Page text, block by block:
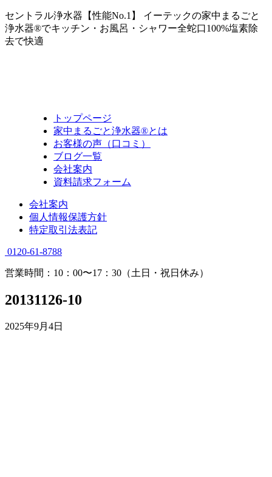
セントラル浄水器【性能No.1】 イーテックの家中まるごと
浄水器®でキッチン・お風呂・シャワー全蛇口100%塩素除
去で快適
トップページ
家中まるごと浄水器®とは
お客様の声（口コミ）
ブログ一覧
会社案内
資料請求フォーム
会社案内
個人情報保護方針
特定取引法表記
0120-61-8788
営業時間：10：00〜17：30（土日・祝日休み）
20131126-10
2025年9月4日